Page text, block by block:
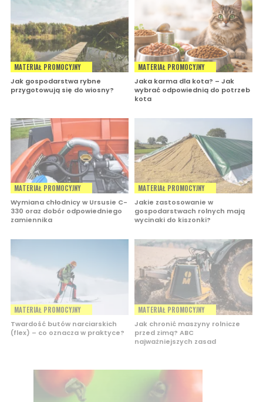
MATERIAŁ PROMOCYJNY
Jak gospodarstwa rybne
przygotowują się do wiosny?
MATERIAŁ PROMOCYJNY
Jaka karma dla kota? – Jak
wybrać odpowiednią do potrzeb
kota
MATERIAŁ PROMOCYJNY
Wymiana chłodnicy w Ursusie C-
330 oraz dobór odpowiedniego
zamiennika
MATERIAŁ PROMOCYJNY
Jakie zastosowanie w
gospodarstwach rolnych mają
wycinaki do kiszonki?
MATERIAŁ PROMOCYJNY
Twardość butów narciarskich
(flex) – co oznacza w praktyce?
MATERIAŁ PROMOCYJNY
Jak chronić maszyny rolnicze
przed zimą? ABC
najważniejszych zasad